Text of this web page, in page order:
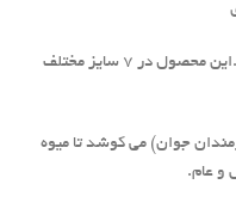
روز دنیا ( چاپ بر بافت ) اقباض شده است .این محصول در 7 سایز مختلف
جوان) می کوشد تا میوه
و عام.